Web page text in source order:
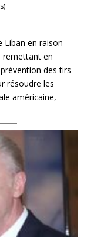
Liban en raison
remettant en
des tirs
résoudre les
américaine,